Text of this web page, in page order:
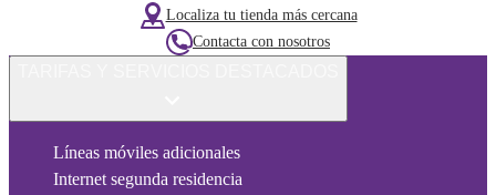
Localiza tu tienda más cercana
Contacta con nosotros
Líneas móviles adicionales
Internet segunda residencia